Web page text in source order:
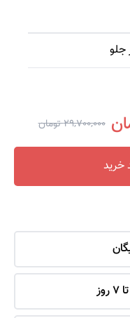
جلو
29,700,000 تومان
خرید